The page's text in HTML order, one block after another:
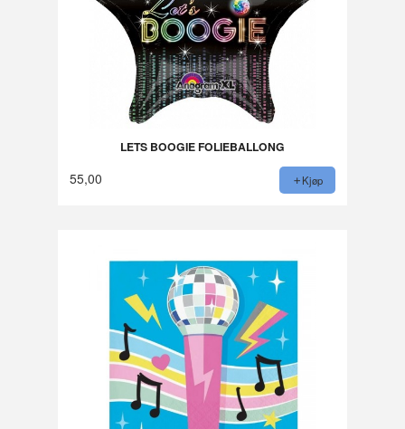
LETS BOOGIE FOLIEBALLONG
55,00 Kjøp